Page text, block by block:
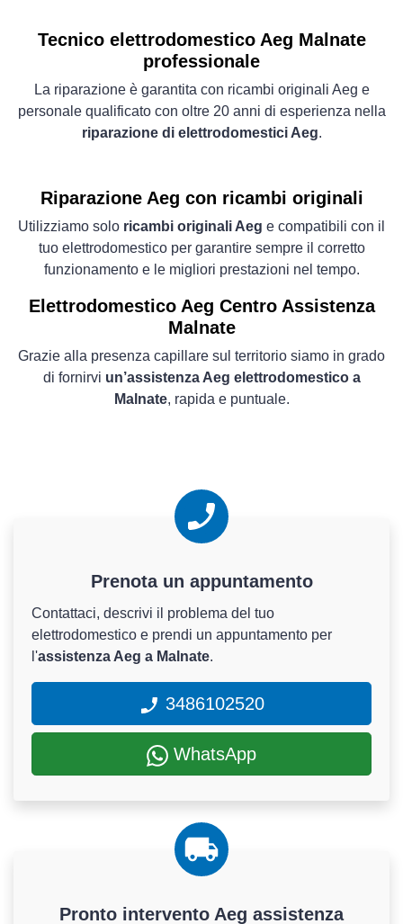
Tecnico elettrodomestico Aeg Malnate
professionale
La riparazione è garantita con ricambi originali Aeg e
personale qualificato con oltre 20 anni di esperienza nella
riparazione di elettrodomestici Aeg.
Riparazione Aeg con ricambi originali
Utilizziamo solo ricambi originali Aeg e compatibili con il
tuo elettrodomestico per garantire sempre il corretto
funzionamento e le migliori prestazioni nel tempo.
ElettrodomesticoAeg Centro Assistenza
Malnate
Grazie alla presenza capillare sul territorio siamo in grado
di fornirvi un’assistenza Aeg elettrodomestico a
Malnate, rapida e puntuale.
Prenota un appuntamento
Contattaci, descrivi il problema del tuo
elettrodomestico e prendi un appuntamento per
l'assistenza Aeg a Malnate.
3486102520
WhatsApp
Pronto intervento Aeg assistenza